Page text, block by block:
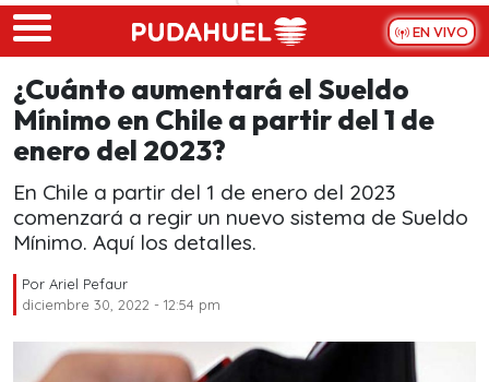
Skip to main content
EN VIVO
¿Cuánto aumentará el Sueldo
Mínimo en Chile a partir del 1 de
enero del 2023?
En Chile a partir del 1 de enero del 2023
comenzará a regir un nuevo sistema de Sueldo
Mínimo. Aquí los detalles.
Por Ariel Pefaur
diciembre 30, 2022 - 12:54 pm